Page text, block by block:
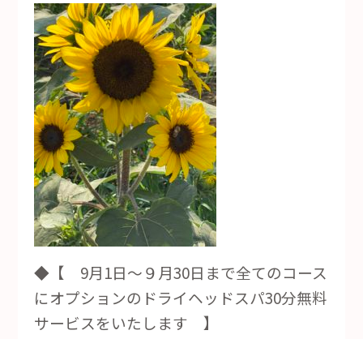
◆【 9月1日～９月30日まで全てのコース
にオプションのドライヘッドスパ30分無料
サービスをいたします 】